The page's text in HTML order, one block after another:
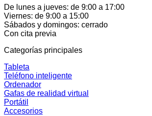
De lunes a jueves: de 9:00 a 17:00
Viernes: de 9:00 a 15:00
Sábados y domingos: cerrado
Con cita previa
Categorías principales
Tableta
Teléfono inteligente
Ordenador
Gafas de realidad virtual
Portátil
Accesorios